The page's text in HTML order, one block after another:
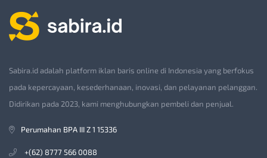
Sabira.id adalah platform iklan baris online di Indonesia yang berfokus
pada kepercayaan, kesederhanaan, inovasi, dan pelayanan pelanggan.
Didirikan pada 2023, kami menghubungkan pembeli dan penjual.
Perumahan BPA III Z 1 15336
+(62) 8777 566 0088